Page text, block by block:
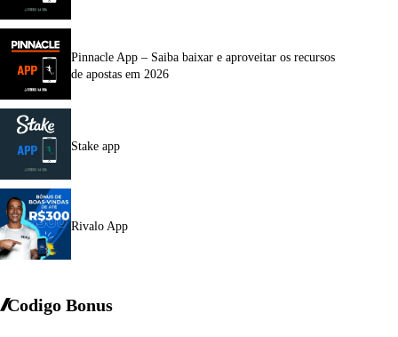
Pinnacle App – Saiba baixar e aproveitar os recursos
de apostas em 2026
Stake app
Rivalo App
Codigo Bonus